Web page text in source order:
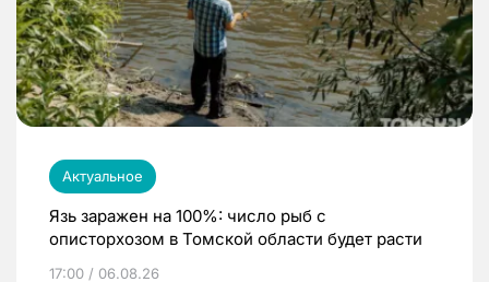
Актуальное
Язь заражен на 100%: число рыб с
описторхозом в Томской области будет расти
17:00 / 06.08.26